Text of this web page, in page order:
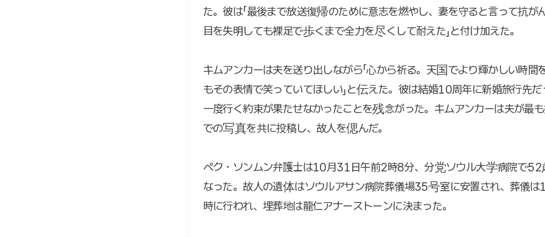
た。彼は「最後まで放送復帰のために意志を燃やし、妻を守ると言って抗が
目を失明しても裸足で歩くまで全力を尽くして耐えた」と付け加えた。
キムアンカーは夫を送り出しながら「心から祈る。天国でより輝かしい時間
もその表情で笑っていてほしい」と伝えた。彼は結婚10周年に新婚旅行先
一度行く約束が果たせなかったことを残念がった。キムアンカーは夫が最
での写真を共に投稿し、故人を偲んだ。
ペク・ソンムン弁護士は10月31日午前2時8分、分党ソウル大学病院で52
なった。故人の遺体はソウルアサン病院葬儀場35号室に安置され、葬儀
時に行われ、埋葬地は龍仁アナーストーンに決まった。